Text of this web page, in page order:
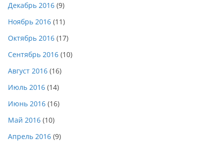
Декабрь 2016 (9)
Ноябрь 2016 (11)
Октябрь 2016 (17)
Сентябрь 2016 (10)
Август 2016 (16)
Июль 2016 (14)
Июнь 2016 (16)
Май 2016 (10)
Апрель 2016 (9)